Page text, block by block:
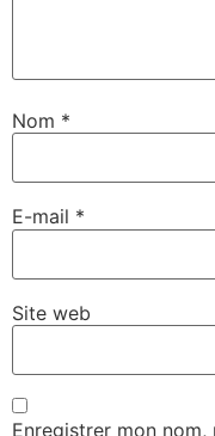
Nom *
E-mail *
Site web
Enregistrer mon